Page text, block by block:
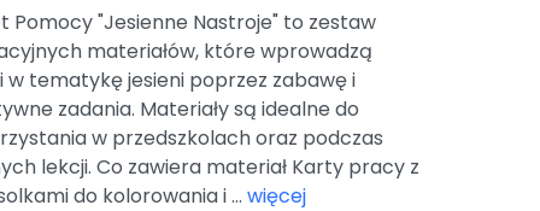
Archiwalne numery
Pomoc
Polecamy
Promocje
czerwca 2024 r. uzyskała
r. Nr decyzji:
Online.
Filmy edukacyjne
Pomocy "Jesienne Nastroje" to zestaw
materiałów, które wprowadzą
w tematykę jesieni poprzez zabawę i
zadania. Materiały są idealne do
w przedszkolach oraz podczas
lekcji. Co zawiera materiał Karty pracy z
do kolorowania i ... więcej